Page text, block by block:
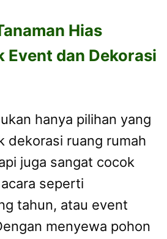
Hias
Event dan Dekorasi
hanya pilihan yang
dekorasi ruang rumah
juga sangat cocok
seperti
tahun, atau event
menyewa pohon